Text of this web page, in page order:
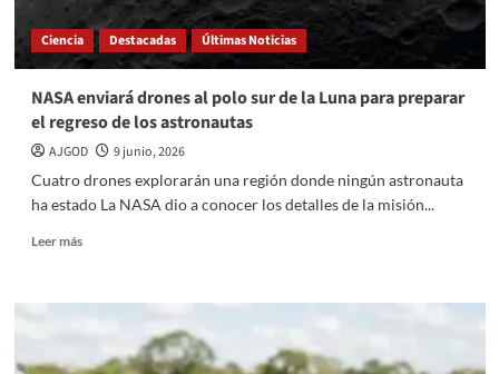
de
salud
mental
Ciencia Destacadas Últimas Noticias
NASA enviará drones al polo sur de la Luna para preparar
el regreso de los astronautas
AJGOD
9 junio, 2026
Cuatro drones explorarán una región donde ningún astronauta
ha estado La NASA dio a conocer los detalles de la misión...
Leer másRead
NASA
al